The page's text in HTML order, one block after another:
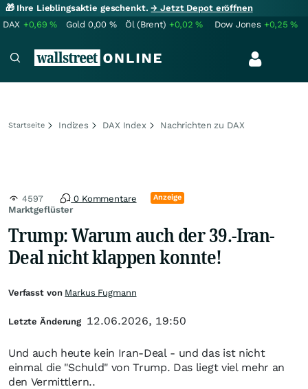
🎁 Ihre Lieblingsaktie geschenkt.→ Jetzt Depot eröffnen
DAX +0,69% Gold 0,00 % Öl (Brent) +0,02% Dow Jones +0,25%
Startseite Indizes DAX Index Nachrichten zu DAX
Marktgeflüster
4597 0 Kommentare Anzeige
Trump: Warum auch der 39.-Iran-
Deal nicht klappen konnte!
Und auch heute kein Iran-Deal - und das ist nicht
einmal die "Schuld" von Trump. Das liegt viel mehr an
den Vermittlern..
Verfasst von Markus Fugmann
Letzte Änderung 12.06.2026, 19:50